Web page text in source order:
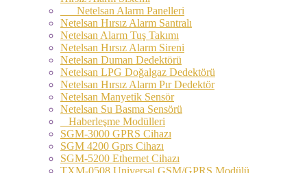
Netelsan Alarm Panelleri
Netelsan Hırsız Alarm Santralı
Netelsan Alarm Tuş Takımı
Netelsan Hırsız Alarm Sireni
Netelsan Duman Dedektörü
Netelsan LPG Doğalgaz Dedektörü
Netelsan Hırsız Alarm Pır Dedektör
Netelsan Manyetik Sensör
Netelsan Su Basma Sensörü
Haberleşme Modülleri
SGM-3000 GPRS Cihazı
SGM 4200 Gprs Cihazı
SGM-5200 Ethernet Cihazı
TXM-0508 Universal GSM/GPRS Modülü